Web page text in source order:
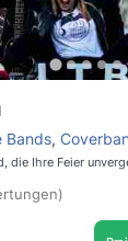
Bands,
die Ihre Feier